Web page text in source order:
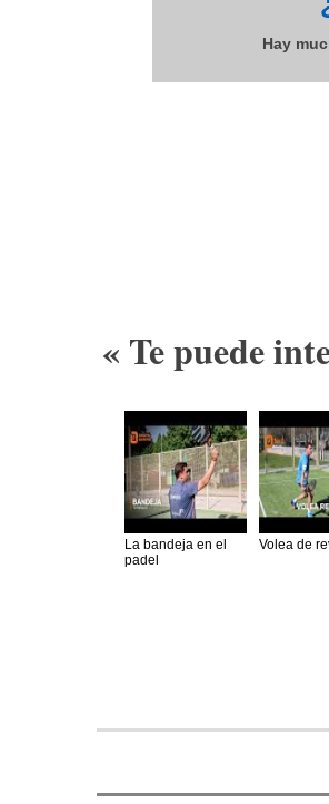
Hay
« Te puede
La bandeja en el
padel
Volea de